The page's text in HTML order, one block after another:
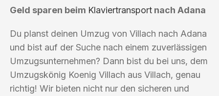
Geld sparen beim Klaviertransport nach Adana
Du planst deinen Umzug von Villach nach Adana
und bist auf der Suche nach einem zuverlässigen
Umzugsunternehmen? Dann bist du bei uns, dem
Umzugskönig Koenig Villach aus Villach, genau
richtig! Wir bieten nicht nur den sicheren und